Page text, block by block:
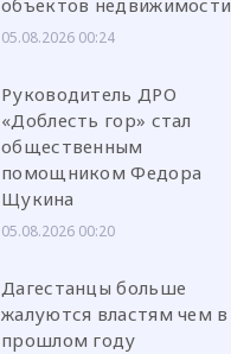
объектов недвижимости
05.08.2026 00:24
Руководитель ДРО
«Доблесть гор» стал
общественным
помощником Федора
Щукина
05.08.2026 00:20
Дагестанцы больше
жалуются властям чем в
прошлом году